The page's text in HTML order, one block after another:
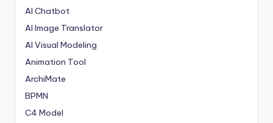
AI Chatbot
AI Image Translator
AI Visual Modeling
Animation Tool
ArchiMate
BPMN
C4 Model